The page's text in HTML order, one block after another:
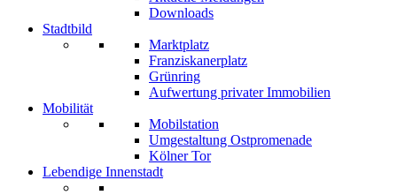
Downloads
Stadtbild
Marktplatz
Franziskanerplatz
Grünring
Aufwertung privater Immobilien
Mobilität
Mobilstation
Umgestaltung Ostpromenade
Kölner Tor
Lebendige Innenstadt